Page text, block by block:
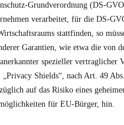
Grundverordnung (DS-
verarbeitet, für die DS-
stattfinden, so
Garantien, wie etwa die
spezieller vertraglicher
Shields“, nach Art. 49
auf das Risiko eines
für EU-Bürger, hin.